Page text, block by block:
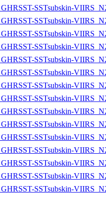
SSTsubskin-
SSTsubskin-
SSTsubskin-
SSTsubskin-
SSTsubskin-
SSTsubskin-
SSTsubskin-
SSTsubskin-
SSTsubskin-
SSTsubskin-
SSTsubskin-
SSTsubskin-
SSTsubskin-
SSTsubskin-
SSTsubskin-